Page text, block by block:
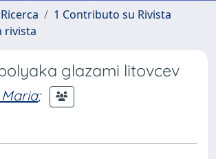
1 Contributo su Rivista
rivista
glazami litovcev
;